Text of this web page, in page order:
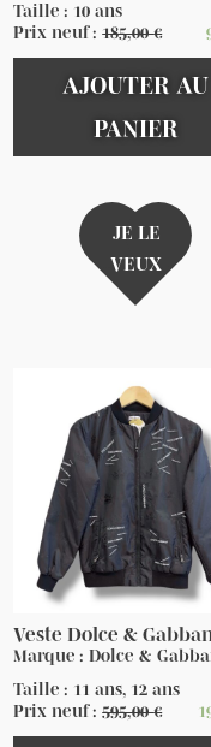
Taille : 10 ans
Prix neuf :185,00€
AJOUTER AU
PANIER
JE LE
VEUX
Veste Dolce &
Marque : Dolce &
Taille : 11 ans, 12 ans
Prix neuf :595,00€